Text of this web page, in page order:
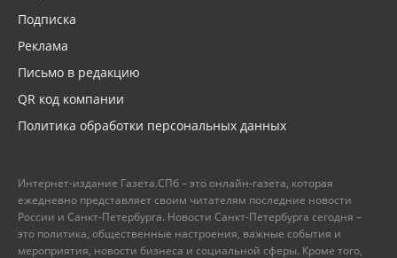
Подписка
Реклама
Письмо в редакцию
QR код компании
Политика обработки персональных данных
Интернет-издание Газета.СПб – это онлайн-газета, которая
ежедневно представляет своим читателям последние новости
России и Санкт-Петербурга. Новости Санкт-Петербурга сегодня –
это политика, общественные настроения, важные события и
мероприятия, новости бизнеса и социальной сферы. Кроме того,